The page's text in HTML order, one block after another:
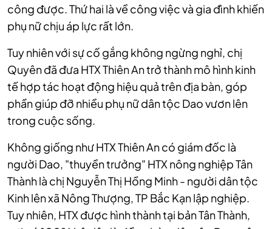
công được. Thứ hai là về công việc và gia đình khiến
phụ nữ chịu áp lực rất lớn.
Tuy nhiên với sự cố gắng không ngừng nghỉ, chị
Quyên đã đưa HTX Thiên An trở thành mô hình kinh
tế hợp tác hoạt động hiệu quả trên địa bàn, góp
phần giúp đỡ nhiều phụ nữ dân tộc Dao vươn lên
trong cuộc sống.
Không giống như HTX Thiên An có giám đốc là
người Dao, "thuyền trưởng" HTX nông nghiệp Tân
Thành là chị Nguyễn Thị Hồng Minh - người dân tộc
Kinh lên xã Nông Thượng, TP Bắc Kạn lập nghiệp.
Tuy nhiên, HTX được hình thành tại bản Tân Thành,